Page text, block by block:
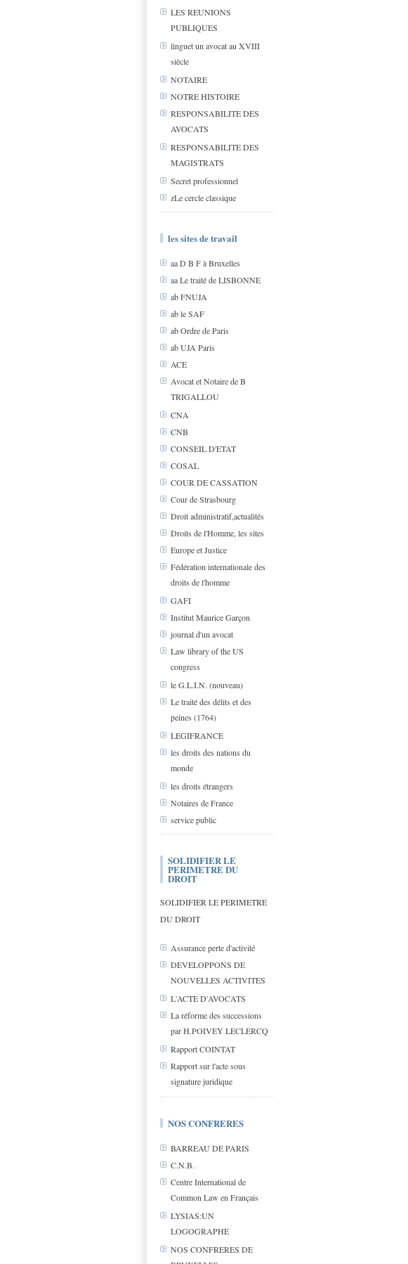
LES REUNIONS
PUBLIQUES
linguet un avocat au XVIII
siècle
NOTAIRE
NOTRE HISTOIRE
RESPONSABILITE DES
AVOCATS
RESPONSABILITE DES
MAGISTRATS
Secret professionnel
zLe cercle classique
les sites de travail
aa D B F à Bruxelles
aa Le traité de LISBONNE
ab FNUJA
ab le SAF
ab Ordre de Paris
ab UJA Paris
ACE
Avocat et Notaire de B
TRIGALLOU
CNA
CNB
CONSEIL D'ETAT
COSAL
COUR DE CASSATION
Cour de Strasbourg
Droit administratif,actualités
Droits de l'Homme, les sites
Europe et Justice
Fédération internationale des
droits de l'homme
GAFI
Institut Maurice Garçon
journal d'un avocat
Law library of the US
congress
le G.L.I.N. (nouveau)
Le traité des délits et des
peines (1764)
LEGIFRANCE
les droits des nations du
monde
les droits étrangers
Notaires de France
service public
SOLIDIFIER LE
PERIMETRE DU
DROIT
SOLIDIFIER LE PERIMETRE
DU DROIT
Assurance perte d'activité
DEVELOPPONS DE
NOUVELLES ACTIVITES
L'ACTE D'AVOCATS
La réforme des successions
par H.POIVEY LECLERCQ
Rapport COINTAT
Rapport sur l'acte sous
signature juridique
NOS CONFRERES
BARREAU DE PARIS
C.N.B.
Centre International de
Common Law en Français
LYSIAS:UN
LOGOGRAPHE
NOS CONFRERES DE